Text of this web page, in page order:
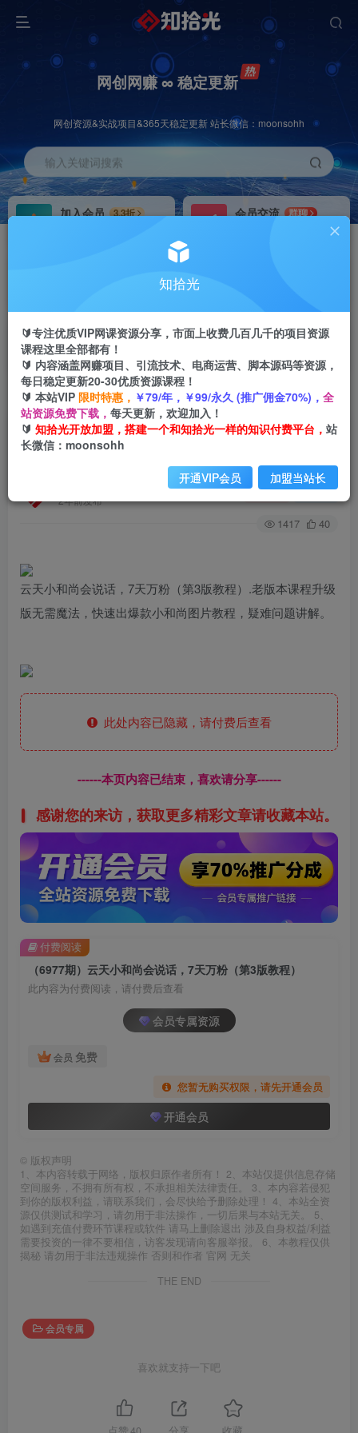
网创网赚 ∞ 稳定更新
网创资源&实战项目&365天稳定更新 站长微信：moonsohh
输入关键词搜索
加入会员
3.3折
会员交流
群聊
首页 创业课程 会员专属 正文
（6977期）云天小和尚会说话，7天万粉（第3版
教程）
2年前发布
关注 私信
1417 40
云天小和尚会说话，7天万粉（第3版教程）.老版本课程升级
版无需魔法，快速出爆款小和尚图片教程，疑难问题讲解。
此处内容已隐藏，请付费后查看
------本页内容已结束，喜欢请分享------
感谢您的来访，获取更多精彩文章请收藏本站。
（6977期）云天小和尚会说话，7天万粉（第3版教程）
此内容为付费阅读，请付费后查看
会员专属资源
会员 免费
您暂无购买权限，请先开通会员
开通会员
付费阅读
© 版权声明
1、本内容转载于网络，版权归原作者所有！ 2、本站仅提供信息存储
空间服务，不拥有所有权，不承担相关法律责任。 3、本内容若侵犯
到你的版权利益，请联系我们，会尽快给予删除处理！ 4、本站全资
源仅供测试和学习，请勿用于非法操作，一切后果与本站无关。 5、
如遇到充值付费环节课程或软件 请马上删除退出 涉及自身权益/利益
需要投资的一律不要相信，访客发现请向客服举报。 6、本教程仅供
揭秘 请勿用于非法违规操作 否则和作者 官网 无关
THE END
会员专属
喜欢就支持一下吧
知拾光
🔰专注优质VIP网课资源分享，市面上收费几百几千的项目资源
课程这里全部都有！
🔰 内容涵盖网赚项目、引流技术、电商运营、脚本源码等资源，
每日稳定更新20-30优质资源课程！
🔰 本站VIP 限时特惠， ￥79/年，￥99/永久 (推广佣金70%)， 全
站资源免费下载， 每天更新，欢迎加入！
🔰 知拾光开放加盟，搭建一个和知拾光一样的知识付费平台， 站
长微信：moonsohh
开通VIP会员 加盟当站长